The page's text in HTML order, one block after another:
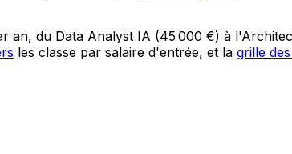
an, du Data Analyst IA (45 000 €) à l'
les classe par salaire d'entrée, et la grille